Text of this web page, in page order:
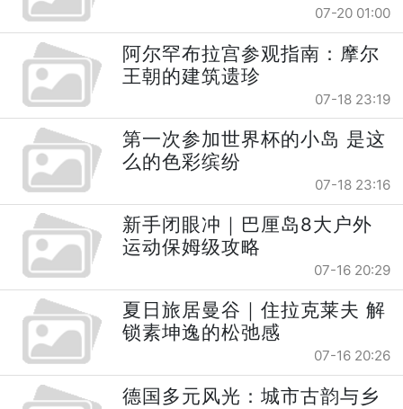
07-20 01:00
阿尔罕布拉宫参观指南：摩尔
王朝的建筑遗珍
07-18 23:19
第一次参加世界杯的小岛 是这
么的色彩缤纷
07-18 23:16
新手闭眼冲｜巴厘岛8大户外
运动保姆级攻略
07-16 20:29
夏日旅居曼谷｜住拉克莱夫 解
锁素坤逸的松弛感
07-16 20:26
德国多元风光：城市古韵与乡